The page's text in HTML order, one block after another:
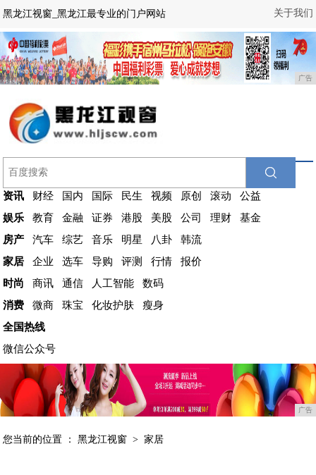
关于我们
黑龙江视窗_黑龙江最专业的门户网站
广告
资讯 财经 国内 国际 民生 视频 原创 滚动
公益
娱乐
教育 金融 证券 港股 美股 公司 理财
基金
房产
汽车 综艺 音乐 明星 八卦
韩流
家居
企业 选车 导购 评测 行情
报价
时尚
商讯 通信 人工智能
数码
消费
微商 珠宝 化妆护肤
瘦身
全国热线
微信公众号
广告
您当前的位置 ：黑龙江视窗 >家居